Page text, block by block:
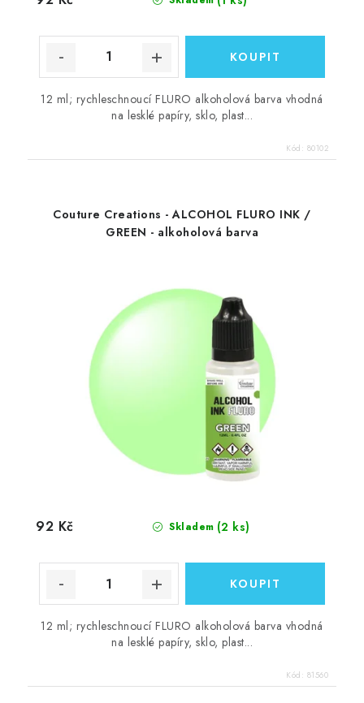
12 ml; rychleschnoucí FLURO alkoholová barva vhodná
na lesklé papíry, sklo, plast...
Kód: 80102
Couture Creations - ALCOHOL FLURO INK /
GREEN - alkoholová barva
Skladem (2 ks)
92 Kč
12 ml; rychleschnoucí FLURO alkoholová barva vhodná
na lesklé papíry, sklo, plast...
Kód: 81560